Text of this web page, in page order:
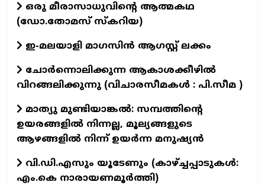
ഒരു മീരാസാധുവിന്റെ ആത്മകഥ
(ഡോ.തോമസ് സ്കറിയ)
ഇ-മലയാളി മാഗസിൻ ആഗസ്റ്റ് ലക്കം
ചോർന്നൊലിക്കുന്ന ആകാശക്കീഴിൽ
വിറങ്ങലിക്കുന്നു (വിചാരസീമകൾ : പി.സീമ )
മാത്യു മുണ്ടിയാങ്കൽ: സമ്പത്തിന്റെ
ഉയരങ്ങളിൽ നിന്നല്ല, മൂല്യങ്ങളുടെ
ആഴങ്ങളിൽ നിന്ന് ഉയർന്ന മനുഷ്യൻ
വി.ഡി.എസും യൂടേണും (കാഴ്ച്ചപ്പാടുകള്‍:
എം.കെ നാരായണമൂർത്തി)